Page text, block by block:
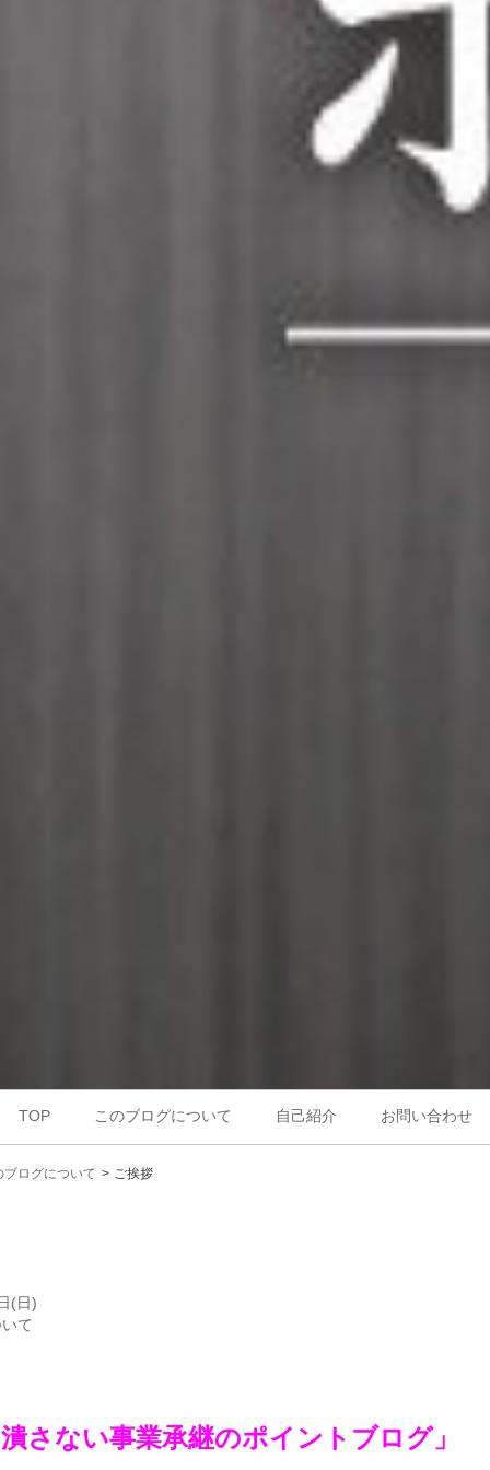
TOP このブログについて 自己紹介 お問い合わせ
ブログについて ご挨拶
(日)
て
さない事業承継のポイントブログ」